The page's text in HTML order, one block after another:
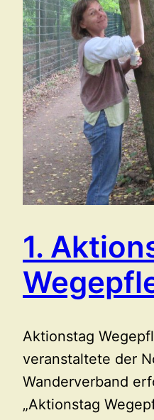
1.
Aktionstag
veranstaltete der
Wanderverband
„Aktionstag